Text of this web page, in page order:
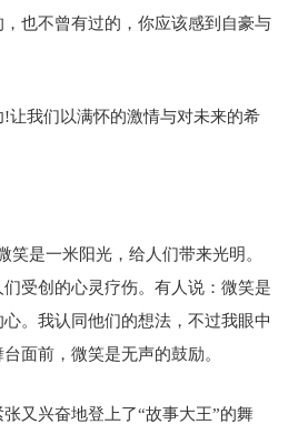
也不曾有过的，你应该感到自豪与
让我们以满怀的激情与对未来的希
笑是一米阳光，给人们带来光明。
受创的心灵疗伤。有人说：微笑是
。我认同他们的想法，不过我眼中
面前，微笑是无声的鼓励。
又兴奋地登上了“故事大王”的舞